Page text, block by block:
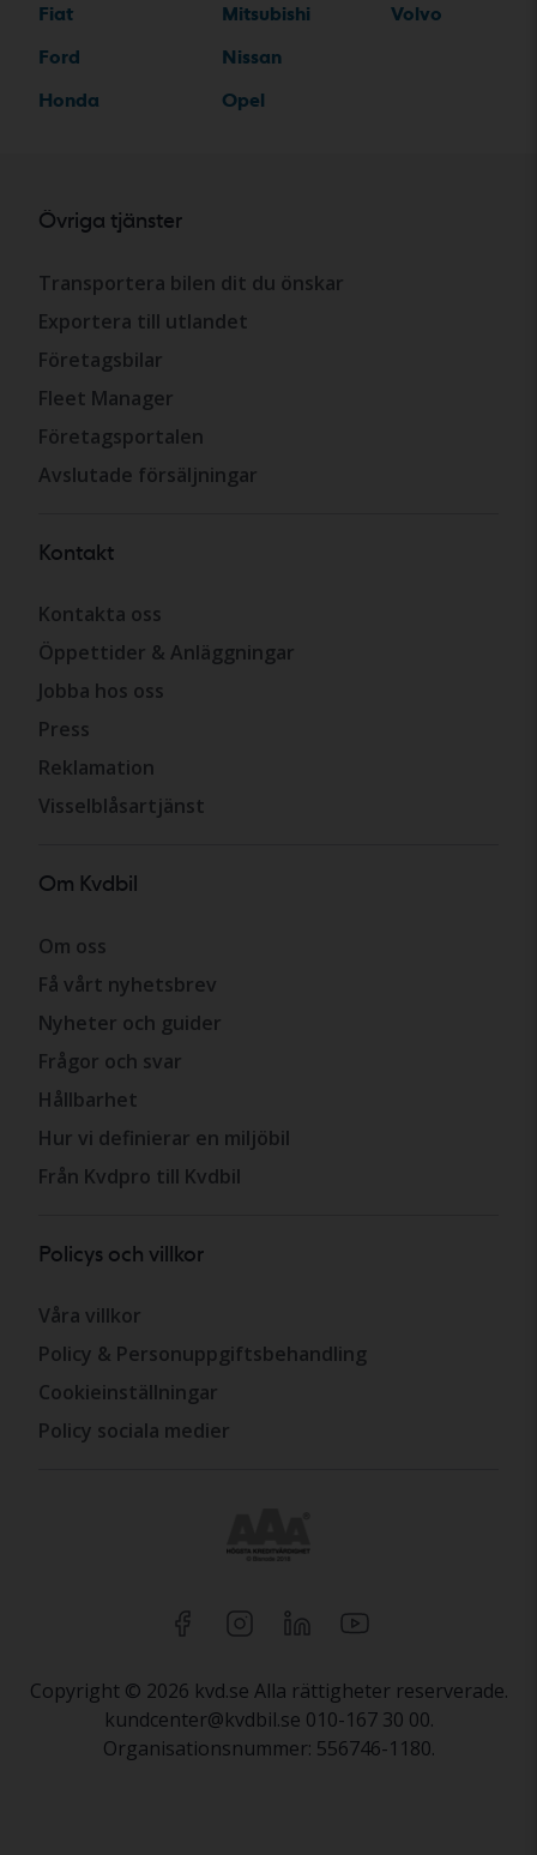
Fiat
Ford
Honda
Mitsubishi
Nissan
Opel
Volvo
Övriga tjänster
Transportera bilen dit du önskar
Exportera till utlandet
Företagsbilar
Fleet Manager
Företagsportalen
Avslutade försäljningar
Kontakt
Kontakta oss
Öppettider & Anläggningar
Jobba hos oss
Press
Reklamation
Visselblåsartjänst
Om Kvdbil
Om oss
Få vårt nyhetsbrev
Nyheter och guider
Frågor och svar
Hållbarhet
Hur vi definierar en miljöbil
Från Kvdpro till Kvdbil
Policys och villkor
Våra villkor
Policy & Personuppgiftsbehandling
Cookieinställningar
Policy sociala medier
Copyright © 2026 kvd.se Alla rättigheter reserverade.
kundcenter@kvdbil.se 010-167 30 00.
Organisationsnummer: 556746-1180.